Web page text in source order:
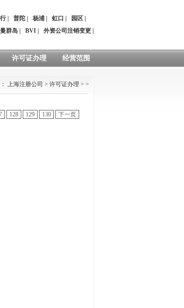
| 普陀 杨浦 虹口 园区
群岛 BVI 外资公司注销变更
许可证办理 经营范围
上海注册公司 > 许可证办理 > >
128 129 130 下一页